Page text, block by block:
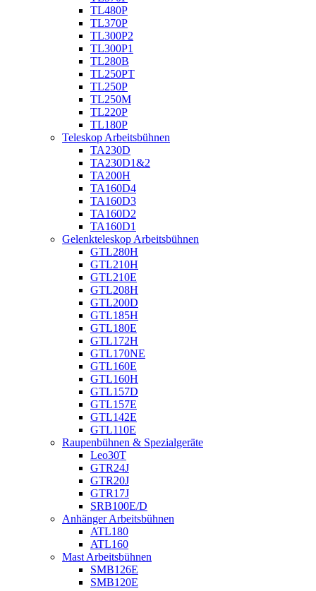
TL480P
TL370P
TL300P2
TL300P1
TL280B
TL250PT
TL250P
TL250M
TL220P
TL180P
Teleskop Arbeitsbühnen
TA230D
TA230D1&2
TA200H
TA160D4
TA160D3
TA160D2
TA160D1
Gelenkteleskop Arbeitsbühnen
GTL280H
GTL210H
GTL210E
GTL208H
GTL200D
GTL185H
GTL180E
GTL172H
GTL170NE
GTL160E
GTL160H
GTL157D
GTL157E
GTL142E
GTL110E
Raupenbühnen & Spezialgeräte
Leo30T
GTR24J
GTR20J
GTR17J
SRB100E/D
Anhänger Arbeitsbühnen
ATL180
ATL160
Mast Arbeitsbühnen
SMB126E
SMB120E